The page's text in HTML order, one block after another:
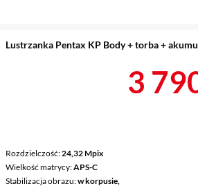
Lustrzanka Pentax KP Body + torba +
Rozdzielczość 24,32 Mpix
Wielkość matrycy APS-C
Stabilizacja obrazu w korpusie,
3